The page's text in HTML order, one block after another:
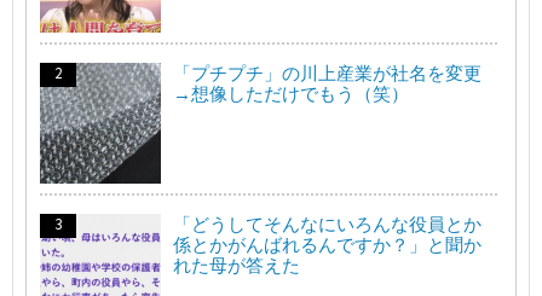
「プチプチ」の川上産業が社名を変更
→想像しただけでもう（笑）
「どうしてそんなにいろんな役員とか
係とかがんばれるんですか？」と聞か
れた母が答えた